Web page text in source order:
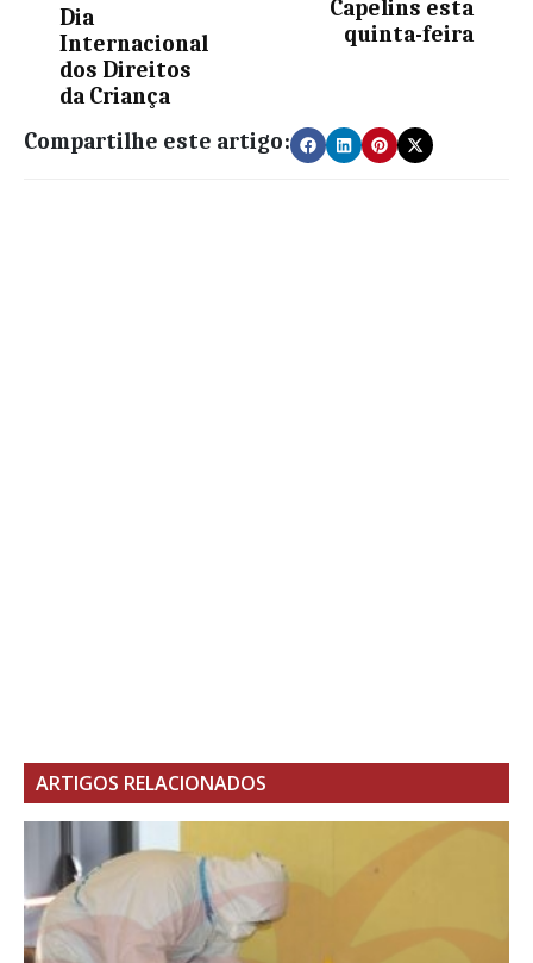
Dia
Internacional
dos Direitos
da Criança
Capelins esta
quinta-feira
Compartilhe este artigo:
ARTIGOS RELACIONADOS